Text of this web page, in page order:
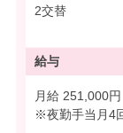
2交替
給与
月給 251,000円
※夜勤手当月4